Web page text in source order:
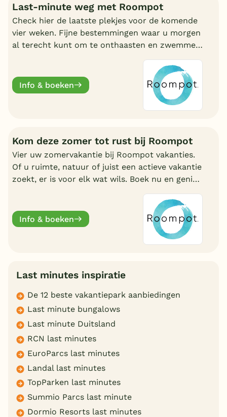
Last-minute weg met Roompot
Check hier de laatste plekjes voor de komende
vier weken. Fijne bestemmingen waar u morgen
al terecht kunt om te onthaasten en zwemmen.
Info & boeken
Kom deze zomer tot rust bij Roompot
Vier uw zomervakantie bij Roompot vakanties.
Of u ruimte, natuur of juist een actieve vakantie
zoekt, er is voor elk wat wils. Boek nu en geniet
Info & boeken
Last minutes inspiratie
De 12 beste vakantiepark aanbiedingen
Last minute bungalows
Last minute Duitsland
RCN last minutes
EuroParcs last minutes
Landal last minutes
TopParken last minutes
Summio Parcs last minute
Dormio Resorts last minutes